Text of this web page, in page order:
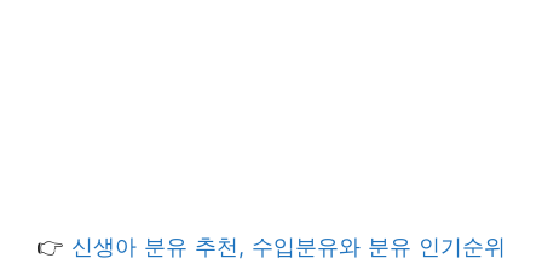
👉 신생아 분유 추천, 수입분유와 분유 인기순위